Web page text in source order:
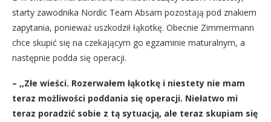
starty zawodnika Nordic Team Absam pozostają pod znakiem
zapytania, ponieważ uszkodził łąkotkę. Obecnie Zimmermann
chce skupić się na czekającym go egzaminie maturalnym, a
następnie podda się operacji.
– ,,Złe wieści. Rozerwałem łąkotkę i niestety nie mam
teraz możliwości poddania się operacji. Niełatwo mi
teraz poradzić sobie z tą sytuacją, ale teraz skupiam się